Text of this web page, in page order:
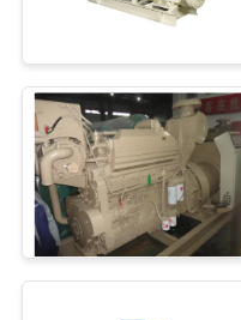
PEÇA
UMAS
CITAÇÕES
MAPA
diesel
grupo
diesel